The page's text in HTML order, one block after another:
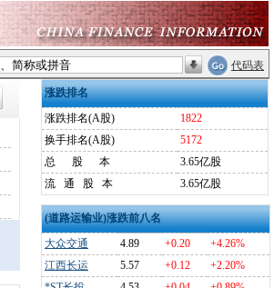
代码表
涨跌排名
涨跌排名(A股)
1822
换手排名(A股)
5172
总
股 本
3.65亿股
流
通 股 本 3.65亿股
(道路运输业)涨跌前八名
大众交通
4.89 +0.20
+4.26%
江西长运
5.57 +0.12
+2.20%